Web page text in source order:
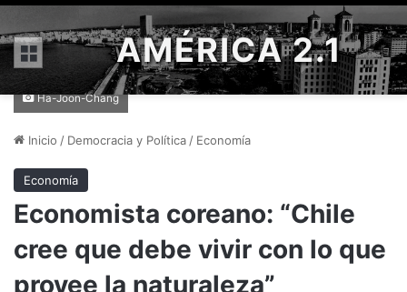
Menú AMÉRICA 2.1
Ha-Joon-Chang
Inicio / Democracia y Política / Economía
Economía
Economista coreano: “Chile
cree que debe vivir con lo que
provee la naturaleza”